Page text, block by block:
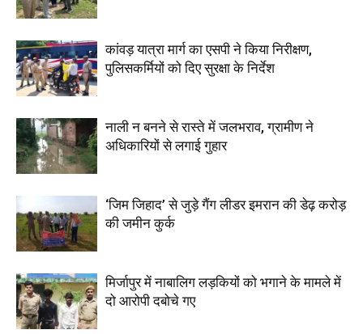
कांवड़ यात्रा मार्ग का एसपी ने किया निरीक्षण,
पुलिसकर्मियों को दिए सुरक्षा के निर्देश
नाली न बनने से रास्ते में जलभराव, ग्रामीण ने
अधिकारियों से लगाई गुहार
‘जिम जिहाद’ से जुड़े गैंग लीडर इमरान की डेढ़ करोड़
की जमीन कुर्क
मिर्जापुर में नाबालिग लड़कियों को भगाने के मामले में
दो आरोपी दबोचे गए